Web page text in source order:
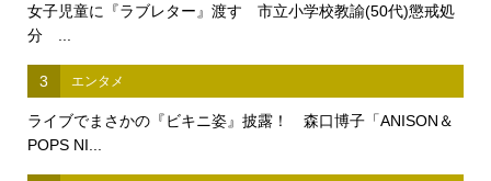
女子児童に『ラブレター』渡す 市立小学校教諭(50代)懲戒処
分 ...
3 エンタメ
ライブでまさかの『ビキニ姿』披露！ 森口博子「ANISON＆
POPS NI...